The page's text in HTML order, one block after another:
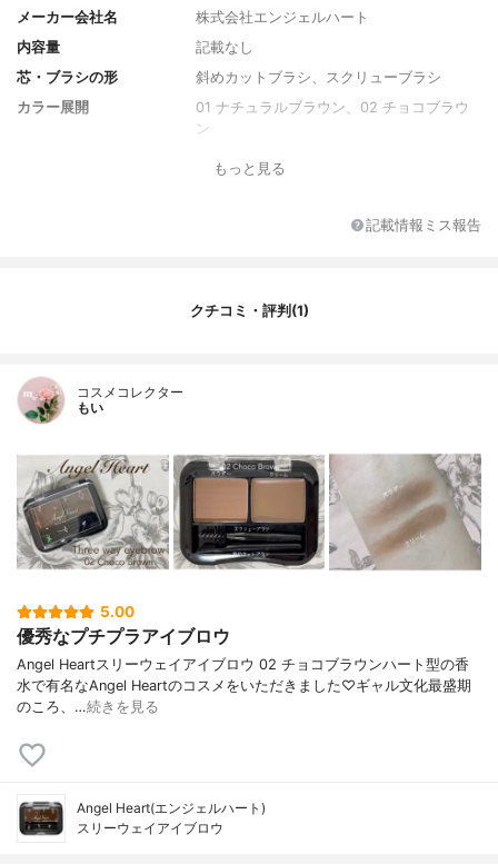
メーカー会社名
株式会社エンジェルハート
内容量
記載なし
芯・ブラシの形
斜めカットブラシ、スクリューブラシ
カラー展開
01 ナチュラルブラウン、02 チョコブラウ
ン
もっと見る
記載情報ミス報告
クチコミ・評判(1)
コスメコレクター
もい
5.00
優秀なプチプラアイブロウ
Angel Heartスリーウェイアイブロウ 02 チョコブラウンハート型の香
水で有名なAngel Heartのコスメをいただきました♡ギャル文化最盛期
のころ、…続きを見る
Angel Heart(エンジェルハート)
スリーウェイアイブロウ